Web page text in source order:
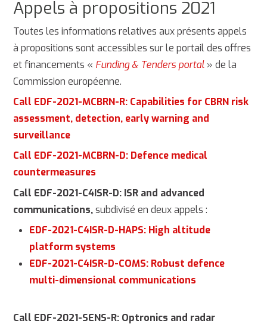
Appels à propositions 2021
Toutes les informations relatives aux présents appels
à propositions sont accessibles sur le portail des offres
et financements « Funding & Tenders portal » de la
Commission européenne.
Call EDF-2021-MCBRN-R: Capabilities for CBRN risk
assessment, detection, early warning and
surveillance
Call EDF-2021-MCBRN-D: Defence medical
countermeasures
Call EDF-2021-C4ISR-D: ISR and advanced
communications,subdivisé en deux appels :
EDF-2021-C4ISR-D-HAPS: High altitude
platform systems
EDF-2021-C4ISR-D-COMS: Robust defence
multi-dimensional communications
Call EDF-2021-SENS-R: Optronics and radar